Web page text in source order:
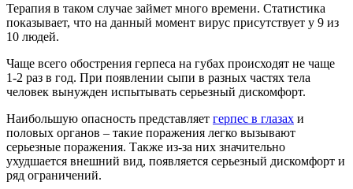
Терапия в таком случае займет много времени. Статистика
показывает, что на данный момент вирус присутствует у 9 из
10 людей.
Чаще всего обострения герпеса на губах происходят не чаще
1-2 раз в год. При появлении сыпи в разных частях тела
человек вынужден испытывать серьезный дискомфорт.
Наибольшую опасность представляет герпес в глазах и
половых органов – такие поражения легко вызывают
серьезные поражения. Также из-за них значительно
ухудшается внешний вид, появляется серьезный дискомфорт и
ряд ограничений.